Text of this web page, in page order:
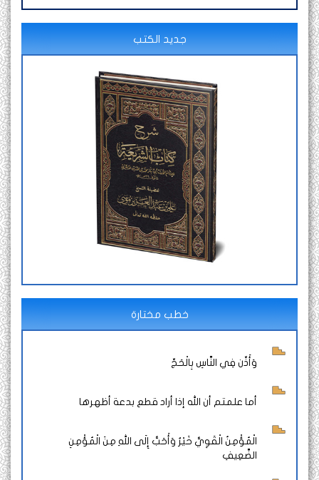
جديد الكتب
خطب مختارة
وَأَذِّن فِي النَّاسِ بِالْحَجِّ
أما علمتم أن الله إذا أراد قطع بدعة أظهرها
الْمُؤْمِنُ الْقَوِيُّ خَيْرٌ وَأَحَبُّ إِلَى اللهِ مِنَ الْمُؤْمِنِ
الضَّعِيفِ